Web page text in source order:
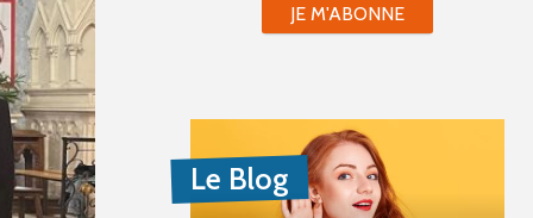
JE M'ABONNE
Le Blog